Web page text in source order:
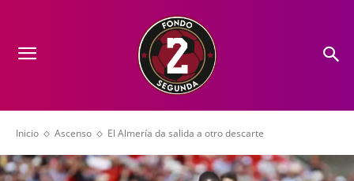
Inicio Ascenso El Almería da salida a otro descarte